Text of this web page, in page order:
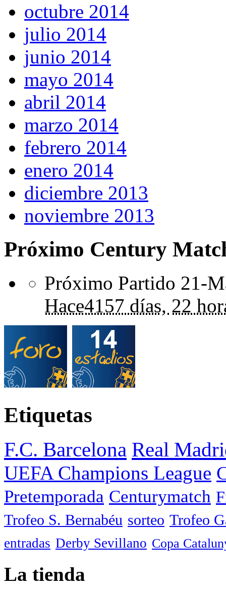
octubre 2014
julio 2014
junio 2014
mayo 2014
abril 2014
marzo 2014
febrero 2014
enero 2014
diciembre 2013
noviembre 2013
Próximo Century
Próximo Partido 21-
Hace4157 días, 22
Etiquetas
F.C. Barcelona Real
UEFA Champions League
Pretemporada Centurymatch
Trofeo S. Bernabéu sorteo Trofeo
entradas Derby Sevillano Copa
La tienda